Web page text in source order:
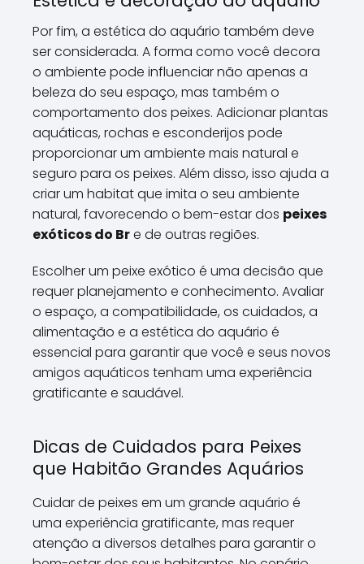
Por fim, a estética do aquário também deve
ser considerada. A forma como você decora
o ambiente pode influenciar não apenas a
beleza do seu espaço, mas também o
comportamento dos peixes. Adicionar plantas
aquáticas, rochas e esconderijos pode
proporcionar um ambiente mais natural e
seguro para os peixes. Além disso, isso ajuda a
criar um habitat que imita o seu ambiente
natural, favorecendo o bem-estar dos peixes
exóticos do Bre de outras regiões.
Escolher um peixe exótico é uma decisão que
requer planejamento e conhecimento. Avaliar
o espaço, a compatibilidade, os cuidados, a
alimentação e a estética do aquário é
essencial para garantir que você e seus novos
amigos aquáticos tenham uma experiência
gratificante e saudável.
Dicas de Cuidados para Peixes
que Habitão Grandes Aquários
Cuidar de peixes em um grande aquário é
uma experiência gratificante, mas requer
atenção a diversos detalhes para garantir o